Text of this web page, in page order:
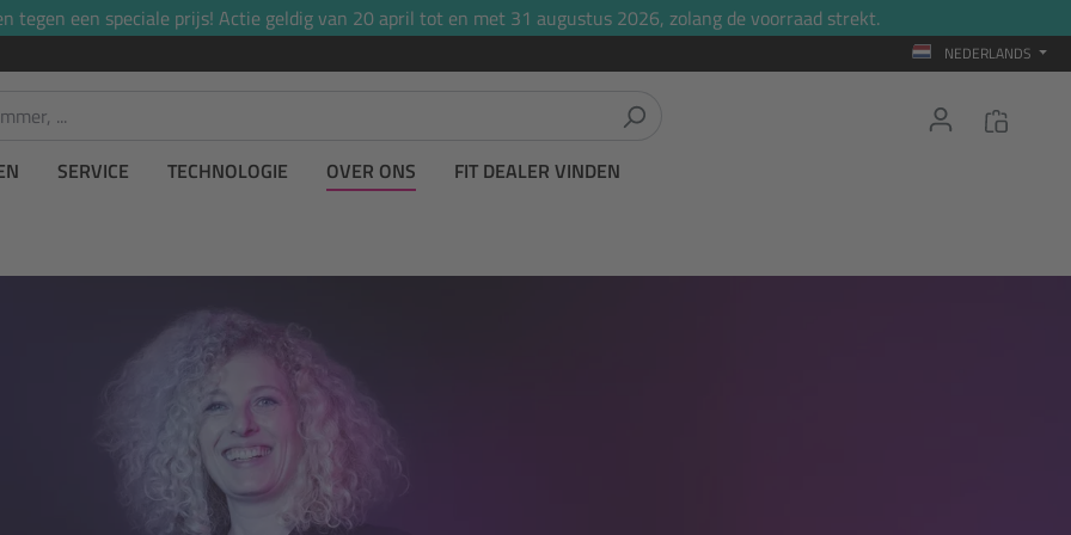
tegen een speciale prijs! Actie geldig van 20 april tot en met 31 augustus 2026, zolang de voorraad strekt.
NEDERLANDS
SERVICE TECHNOLOGIE OVER ONS FIT DEALER VINDEN